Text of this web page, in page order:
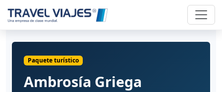
Paquete turístico
Ambrosía Griega